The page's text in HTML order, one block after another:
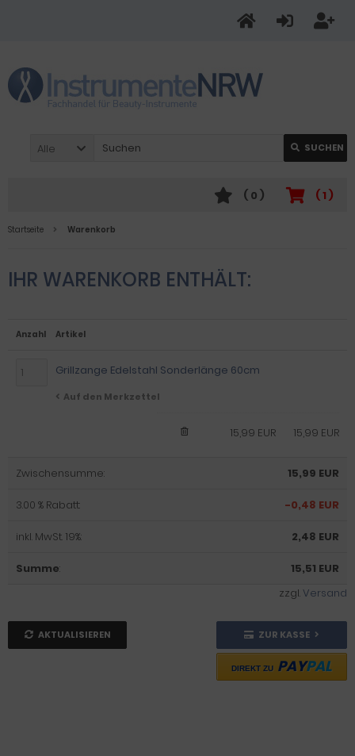
Alle SUCHEN
( 1 )
( 0 )
Startseite Warenkorb
IHR WARENKORB ENTHÄLT:
Anzahl Artikel
Grillzange Edelstahl Sonderlänge 60cm
Auf den Merkzettel
15,99 EUR
15,99 EUR
Zwischensumme: 15,99 EUR
3.00 % Rabatt: -0,48 EUR
inkl. MwSt. 19%: 2,48 EUR
Summe:
15,51 EUR
zzgl.Versand
AKTUALISIEREN ZUR KASSE
DIREKT ZU PAYPAL